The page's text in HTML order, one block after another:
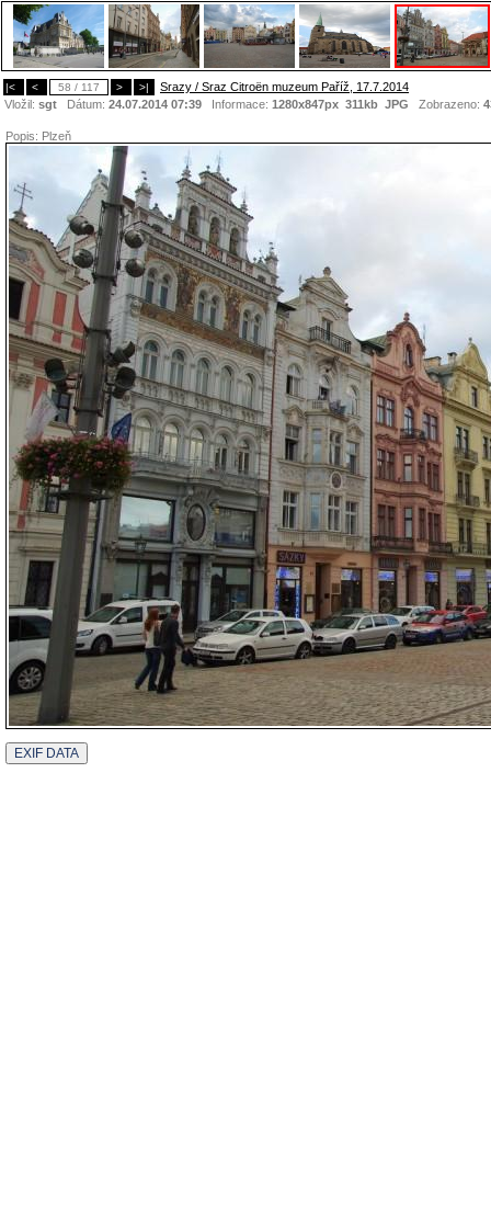
|< < 58 / 117 > >|
Srazy / Sraz Citroën muzeum Paříž, 17.7.2014
Vložil: sgt Dátum: 24.07.2014 07:39 Informace: 1280x847px 311kb JPG Zobrazeno:
Popis: Plzeň